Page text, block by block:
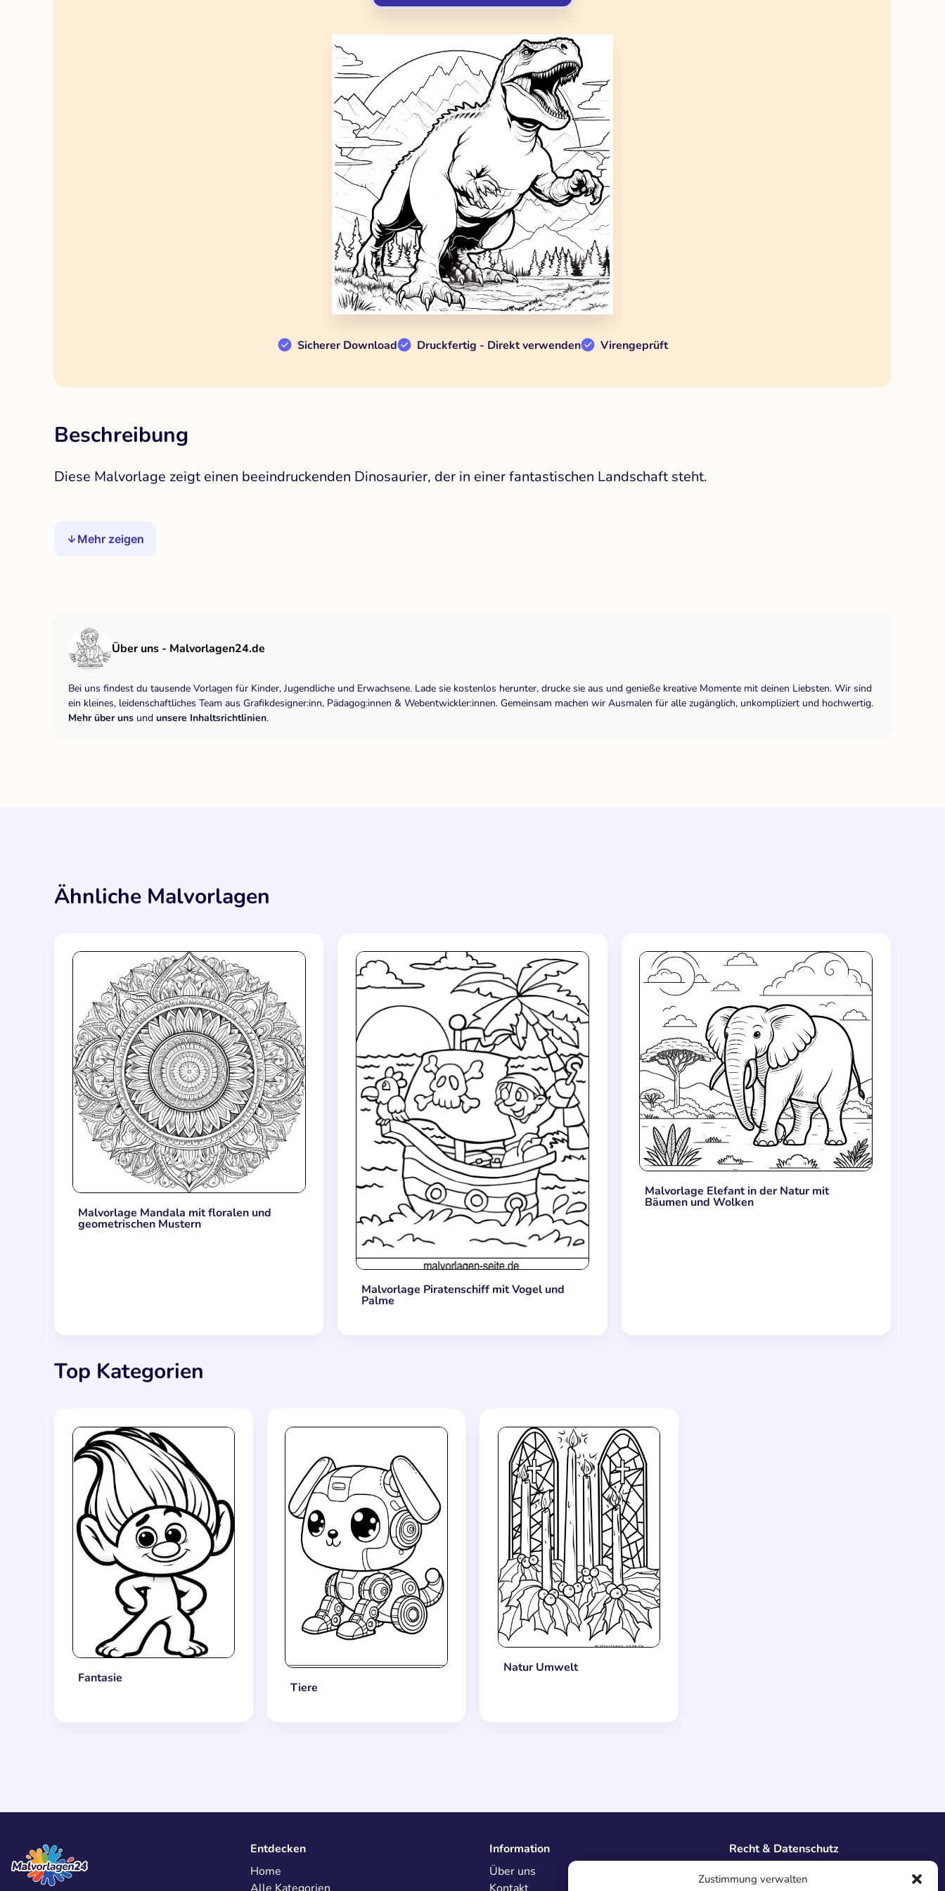
Zustimmung verwalten
Sicherer Download Druckfertig - Direkt verwenden Virengeprüft
Beschreibung
Diese Malvorlage zeigt einen beeindruckenden Dinosaurier, der in einer fantastischen Landschaft steht.
Mehr zeigen
Über uns - Malvorlagen24.de
Bei uns findest du tausende Vorlagen für Kinder, Jugendliche und Erwachsene. Lade sie kostenlos herunter, drucke sie aus und genieße kreative Momente mit deinen Liebsten. Wir sind
ein kleines, leidenschaftliches Team aus Grafikdesigner:inn, Pädagog:innen & Webentwickler:innen. Gemeinsam machen wir Ausmalen für alle zugänglich, unkompliziert und hochwertig.
Mehr über uns und unsere Inhaltsrichtlinien.
Ähnliche Malvorlagen
Malvorlage Mandala mit floralen und
geometrischen Mustern
Malvorlage Piratenschiff mit Vogel und
Palme
Malvorlage Elefant in der Natur mit
Bäumen und Wolken
Top Kategorien
Fantasie
Tiere
Natur Umwelt
Entdecken
Home
Information
Über uns
Recht & Datenschutz